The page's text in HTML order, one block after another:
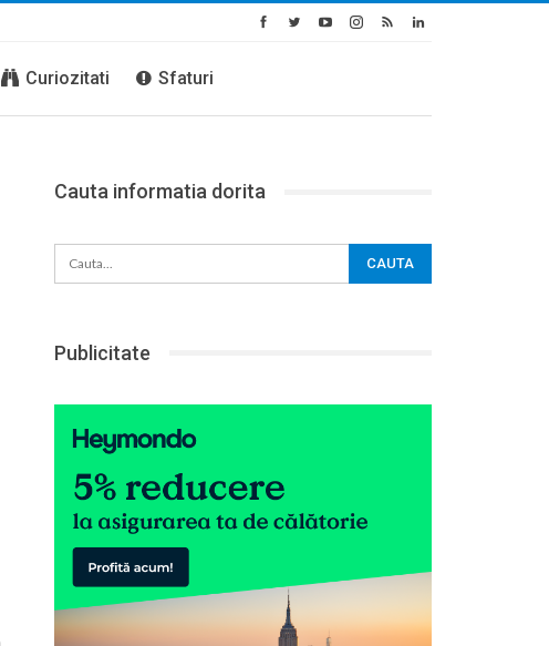
Curiozitati Sfaturi
Cauta informatia dorita
Publicitate